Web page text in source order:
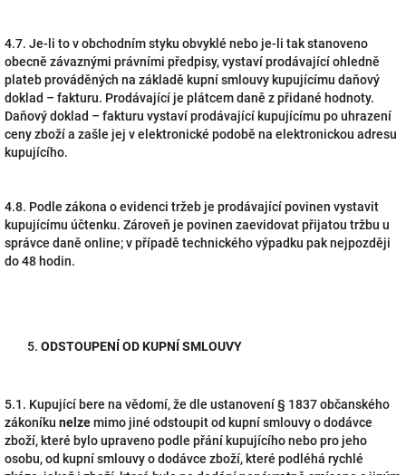
4.7. Je-li to v obchodním styku obvyklé nebo je-li tak stanoveno
obecně závaznými právními předpisy, vystaví prodávající ohledně
plateb prováděných na základě kupní smlouvy kupujícímu daňový
doklad – fakturu. Prodávající je plátcem daně z přidané hodnoty.
Daňový doklad – fakturu vystaví prodávající kupujícímu po uhrazení
ceny zboží a zašle jej v elektronické podobě na elektronickou adresu
kupujícího.
4.8. Podle zákona o evidenci tržeb je prodávající povinen vystavit
kupujícímu účtenku. Zároveň je povinen zaevidovat přijatou tržbu u
správce daně online; v případě technického výpadku pak nejpozději
do 48 hodin.
ODSTOUPENÍ OD KUPNÍ SMLOUVY
5.1. Kupující bere na vědomí, že dle ustanovení § 1837 občanského
zákoníku nelzemimo jiné odstoupit od kupní smlouvy o dodávce
zboží, které bylo upraveno podle přání kupujícího nebo pro jeho
osobu, od kupní smlouvy o dodávce zboží, které podléhá rychlé